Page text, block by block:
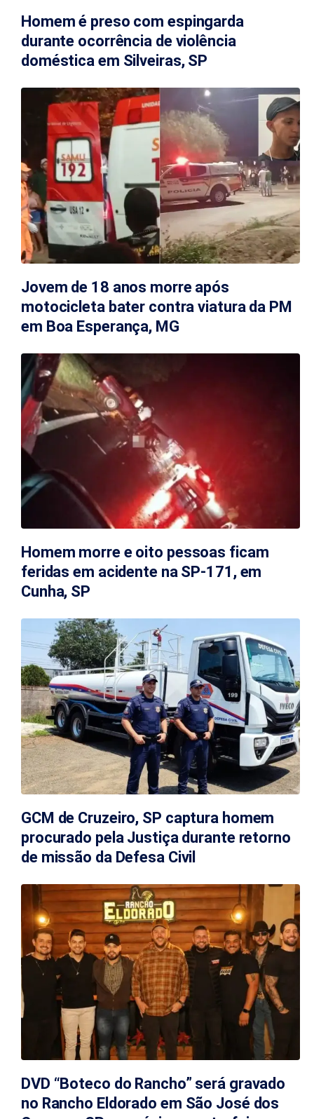
Homem é preso com espingarda
durante ocorrência de violência
doméstica em Silveiras, SP
Jovem de 18 anos morre após
motocicleta bater contra viatura da PM
em Boa Esperança, MG
Homem morre e oito pessoas ficam
feridas em acidente na SP-171, em
Cunha, SP
GCM de Cruzeiro, SP captura homem
procurado pela Justiça durante retorno
de missão da Defesa Civil
DVD “Boteco do Rancho” será gravado
no Rancho Eldorado em São José dos